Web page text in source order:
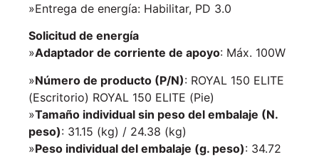
»Entrega de energía: Habilitar, PD 3.0
Solicitud de energía
»Adaptador de corriente de apoyo: Máx. 100W
»Número de producto (P/N): ROYAL 150 ELITE
(Escritorio) ROYAL 150 ELITE (Pie)
»Tamaño individual sin peso del embalaje (N.
peso): 31.15 (kg) / 24.38 (kg)
»Peso individual del embalaje (g. peso): 34.72